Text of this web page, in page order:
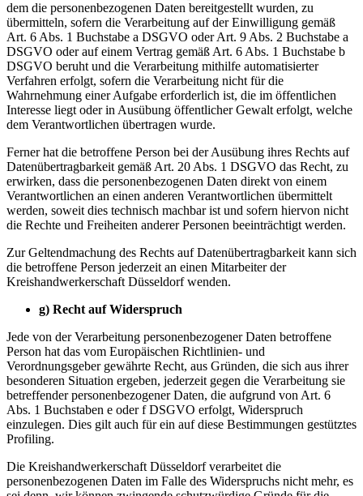
dem die personenbezogenen Daten bereitgestellt wurden, zu
übermitteln, sofern die Verarbeitung auf der Einwilligung gemäß
Art. 6 Abs. 1 Buchstabe a DSGVO oder Art. 9 Abs. 2 Buchstabe a
DSGVO oder auf einem Vertrag gemäß Art. 6 Abs. 1 Buchstabe b
DSGVO beruht und die Verarbeitung mithilfe automatisierter
Verfahren erfolgt, sofern die Verarbeitung nicht für die
Wahrnehmung einer Aufgabe erforderlich ist, die im öffentlichen
Interesse liegt oder in Ausübung öffentlicher Gewalt erfolgt, welche
dem Verantwortlichen übertragen wurde.
Ferner hat die betroffene Person bei der Ausübung ihres Rechts auf
Datenübertragbarkeit gemäß Art. 20 Abs. 1 DSGVO das Recht, zu
erwirken, dass die personenbezogenen Daten direkt von einem
Verantwortlichen an einen anderen Verantwortlichen übermittelt
werden, soweit dies technisch machbar ist und sofern hiervon nicht
die Rechte und Freiheiten anderer Personen beeinträchtigt werden.
Zur Geltendmachung des Rechts auf Datenübertragbarkeit kann sich
die betroffene Person jederzeit an einen Mitarbeiter der
Kreishandwerkerschaft Düsseldorf wenden.
g) Recht auf Widerspruch
Jede von der Verarbeitung personenbezogener Daten betroffene
Person hat das vom Europäischen Richtlinien- und
Verordnungsgeber gewährte Recht, aus Gründen, die sich aus ihrer
besonderen Situation ergeben, jederzeit gegen die Verarbeitung sie
betreffender personenbezogener Daten, die aufgrund von Art. 6
Abs. 1 Buchstaben e oder f DSGVO erfolgt, Widerspruch
einzulegen. Dies gilt auch für ein auf diese Bestimmungen gestütztes
Profiling.
Die Kreishandwerkerschaft Düsseldorf verarbeitet die
personenbezogenen Daten im Falle des Widerspruchs nicht mehr, es